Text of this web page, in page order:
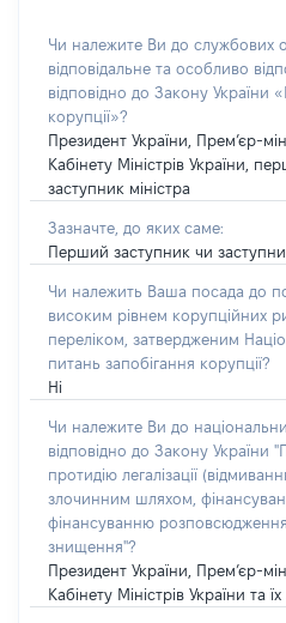
Чи належите Ви до службових
відповідальне та особливо
відповідно до Закону України
корупції»?
Президент України, Прем’єр-
Кабінету Міністрів України,
заступник міністра
Зазначте, до яких саме:
Перший заступник чи
Чи належить Ваша посада до
високим рівнем корупційних
переліком, затвердженим
питань запобігання корупції?
Ні
Чи належите Ви до
відповідно до Закону України
протидію легалізації
злочинним шляхом,
фінансуванню
знищення"?
Президент України, Прем’єр-
Кабінету Міністрів України та